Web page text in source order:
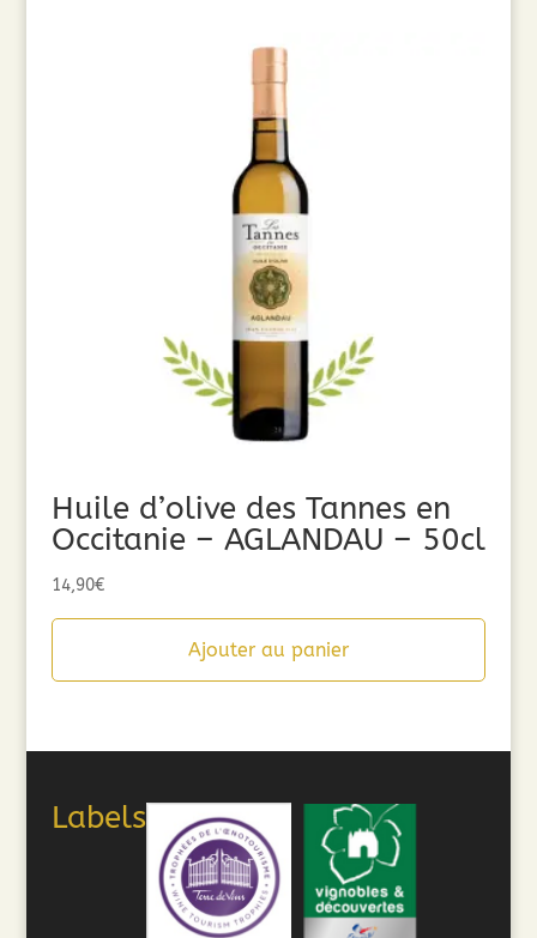
Huile d’olive des Tannes en
Occitanie – AGLANDAU – 50cl
14,90€
Ajouter au panier
Labels